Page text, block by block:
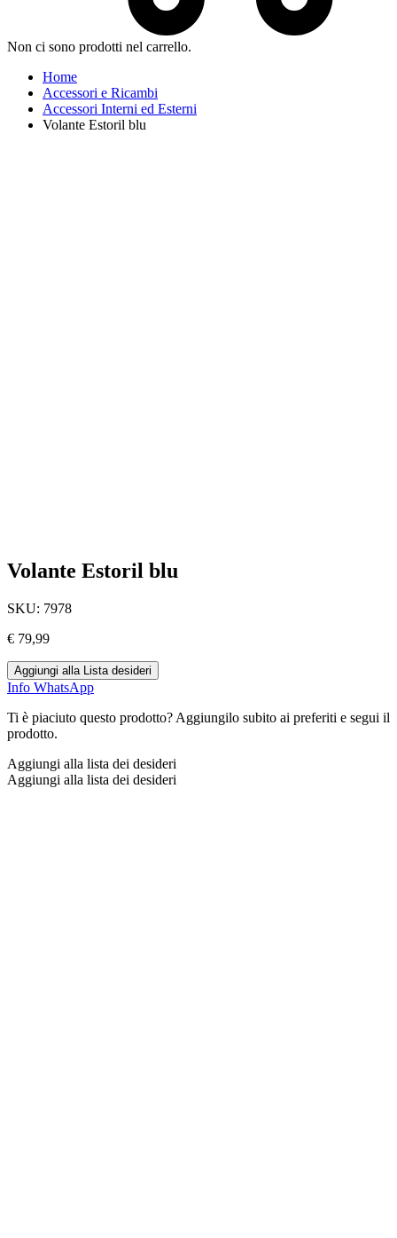
Non ci sono prodotti nel carrello.
Home
Accessori e Ricambi
Accessori Interni ed Esterni
Volante Estoril blu
Volante Estoril blu
SKU: 7978
€ 79,99
Aggiungi alla Lista desideri
Info WhatsApp
Ti è piaciuto questo prodotto? Aggiungilo subito ai preferiti e segui il
prodotto.
Aggiungi alla lista dei desideri
Aggiungi alla lista dei desideri